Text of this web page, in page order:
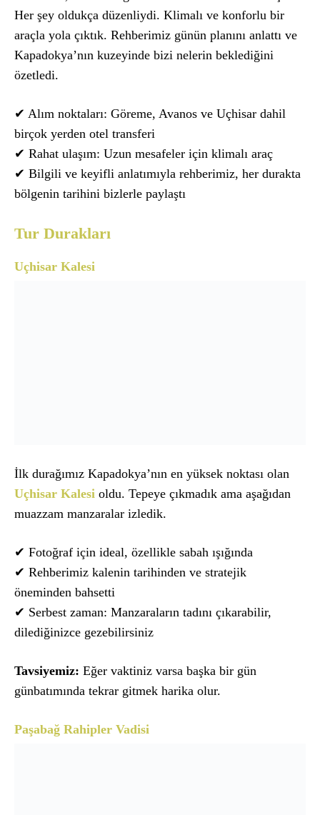
Her şey oldukça düzenliydi. Klimalı ve konforlu bir
araçla yola çıktık. Rehberimiz günün planını anlattı ve
Kapadokya’nın kuzeyinde bizi nelerin beklediğini
özetledi.
✔ Alım noktaları: Göreme, Avanos ve Uçhisar dahil
birçok yerden otel transferi
✔ Rahat ulaşım: Uzun mesafeler için klimalı araç
✔ Bilgili ve keyifli anlatımıyla rehberimiz, her durakta
bölgenin tarihini bizlerle paylaştı
Tur Durakları
Uçhisar Kalesi
İlk durağımız Kapadokya’nın en yüksek noktası olan
Uçhisar Kalesi oldu. Tepeye çıkmadık ama aşağıdan
muazzam manzaralar izledik.
✔ Fotoğraf için ideal, özellikle sabah ışığında
✔ Rehberimiz kalenin tarihinden ve stratejik
öneminden bahsetti
✔ Serbest zaman: Manzaraların tadını çıkarabilir,
dilediğinizce gezebilirsiniz
Tavsiyemiz: Eğer vaktiniz varsa başka bir gün
günbatımında tekrar gitmek harika olur.
Paşabağ Rahipler Vadisi